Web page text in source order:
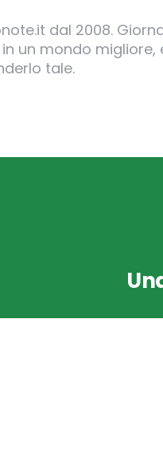
dal 2008.
un mondo migliore,
tale.